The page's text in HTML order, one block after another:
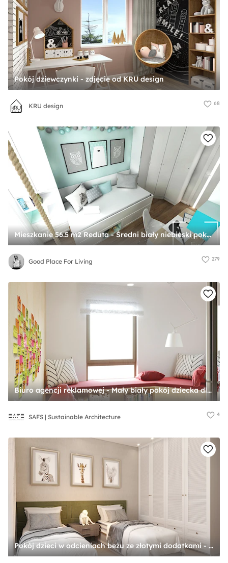
Pokój dziewczynki - zdjęcie od KRU design
KRU design 68
Mieszkanie 56.5 m2 Reduta - Średni biały niebieski pokój dziecka dla nastolatka dla chłopca dla dziewczynki, styl nowoczesny - zdjęcie od Good Place For Living
Good Place For Living 279
Biuro agencji reklamowej - Mały biały pokój dziecka dla nastolatka dla chłopca dla dziewczynki - zdjęcie od SAFS | Sustainable Architecture
SAFS | Sustainable Architecture 4
Pokój dzieci w odcieniach beżu ze złotymi dodatkami - zdjęcie od Aleksandra Wachowicz Interior Design Studio